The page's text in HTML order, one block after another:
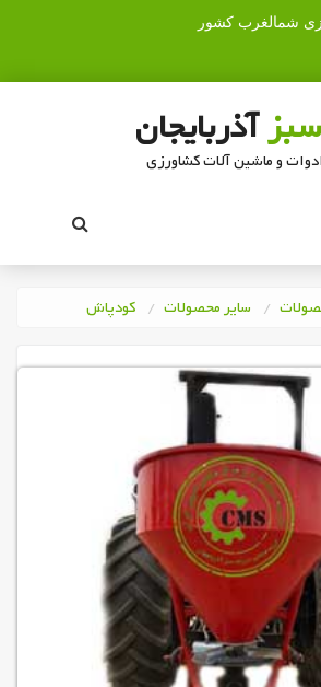
شمالغرب کشور
سبزآذربایجان
و ماشین آلات کشاورزی
سایر محصولات کودپاش